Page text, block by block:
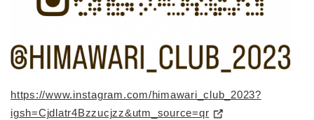
https://www.instagram.com/himawari_club_2023?
igsh=Cjdlatr4Bzzucjzz&utm_source=qr